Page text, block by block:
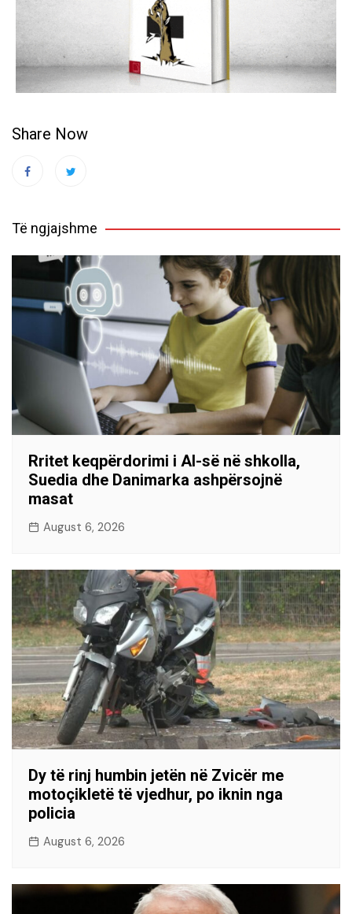
Share Now
Të ngjajshme
Rritet keqpërdorimi i AI-së në shkolla,
Suedia dhe Danimarka ashpërsojnë
masat
August 6, 2026
Dy të rinj humbin jetën në Zvicër me
motoçikletë të vjedhur, po iknin nga
policia
August 6, 2026